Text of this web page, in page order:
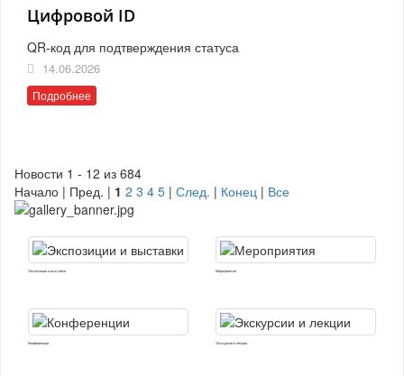
Цифровой ID
QR-код для подтверждения статуса
14.06.2026
Подробнее
Новости 1 - 12 из 684
Начало | Пред. | 1 2 3 4 5 | След. | Конец | Все
Экспозиции и выставки Мероприятия
Конференции Экскурсии и лекции